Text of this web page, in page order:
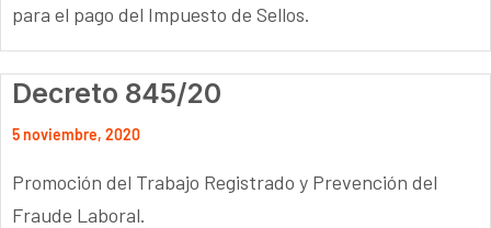
para el pago del Impuesto de Sellos.
Decreto 845/20
5 noviembre, 2020
Promoción del Trabajo Registrado y Prevención del
Fraude Laboral.